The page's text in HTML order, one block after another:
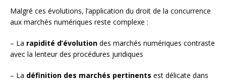
Malgré ces évolutions, l’application du droit de la concurrence
aux marchés numériques reste complexe :
– La rapidité d’évolution des marchés numériques contraste
avec la lenteur des procédures juridiques
– La définition des marchés pertinents est délicate dans